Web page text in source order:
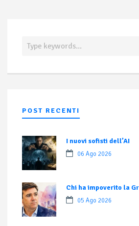
POST RECENTI
I nuovi sofisti dell’AI
06 Ago 2026
Chi ha impoverito la
05 Ago 2026